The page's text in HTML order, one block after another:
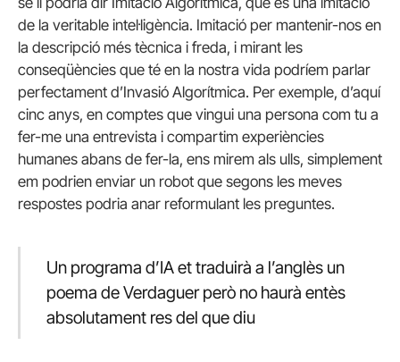
de la veritable intel·ligència. Imitació per mantenir-nos en
la descripció més tècnica i freda, i mirant les
conseqüències que té en la nostra vida podríem parlar
perfectament d’Invasió Algorítmica. Per exemple, d’aquí
cinc anys, en comptes que vingui una persona com tu a
fer-me una entrevista i compartim experiències
humanes abans de fer-la, ens mirem als ulls, simplement
em podrien enviar un robot que segons les meves
respostes podria anar reformulant les preguntes.
Un programa d’IA et traduirà a l’anglès un
poema de Verdaguer però no haurà entès
absolutament res del que diu